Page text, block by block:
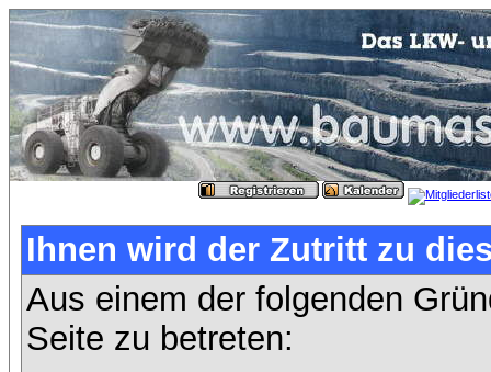
Ihnen wird der Zutritt zu
Aus einem der folgenden
Seite zu betreten: